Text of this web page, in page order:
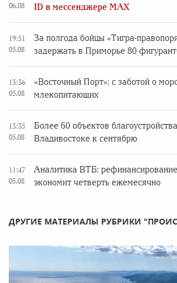
06.08
ID в мессенджере MAX
19:51
05.08
За полгода бойцы «Тигра-
задержать в Приморье 80
13:36
05.08
«Восточный Порт»: с заботой о
млекопитающих
13:35
05.08
Более 60 объектов
Владивостоке к сентябрю
11:47
05.08
Аналитика ВТБ:
экономит четверть ежемесячно
ДРУГИЕ МАТЕРИАЛЫ РУБРИКИ